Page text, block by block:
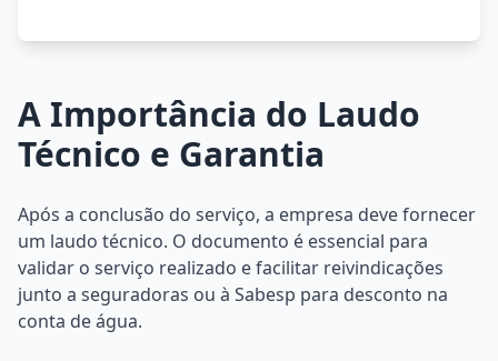
A Importância do Laudo
Técnico e Garantia
Após a conclusão do serviço, a empresa deve fornecer
um laudo técnico. O documento é essencial para
validar o serviço realizado e facilitar reivindicações
junto a seguradoras ou à Sabesp para desconto na
conta de água.